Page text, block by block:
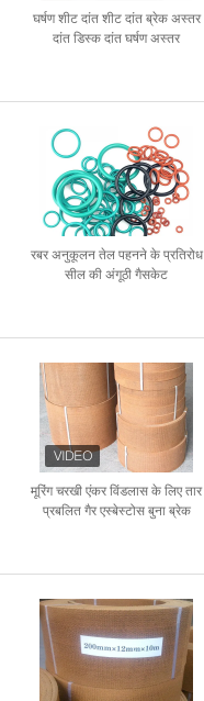
घर्षण शीट दांत शीट दांत ब्रेक अस्तर
दांत डिस्क दांत घर्षण अस्तर
रबर अनुकूलन तेल पहनने के प्रतिरोध
सील की अंगूठी गैसकेट
मूरिंग चरखी एंकर विंडलास के लिए तार
प्रबलित गैर एस्बेस्टोस बुना ब्रेक